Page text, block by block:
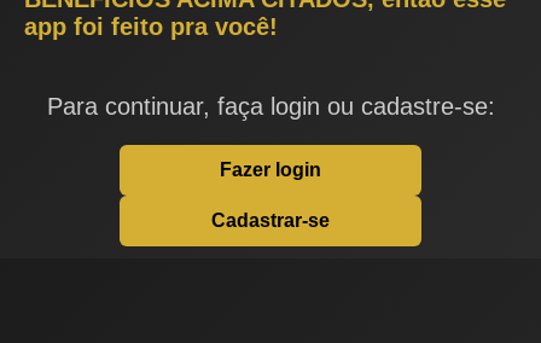
app foi feito pra você!
Para continuar, faça login ou cadastre-se:
Fazer login
Cadastrar-se